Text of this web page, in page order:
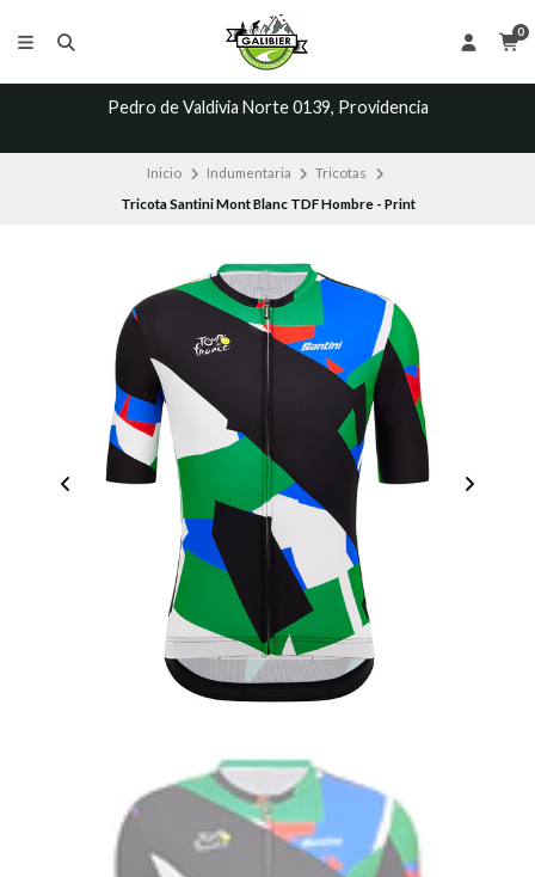
0
Pedro de Valdivia Norte 0139, Providencia
Inicio Indumentaria
Tricotas
Tricota Santini Mont Blanc TDF Hombre - Print